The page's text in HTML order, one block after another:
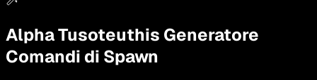
Alpha Tusoteuthis Generatore
Comandi di Spawn